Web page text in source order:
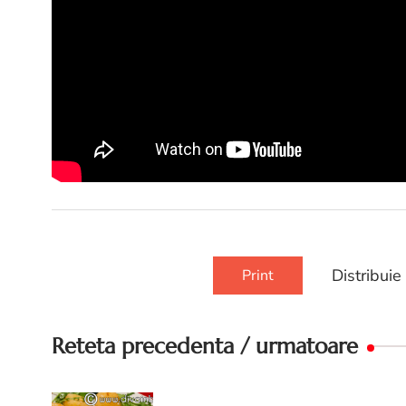
Print Distribuie
Reteta precedenta / urmatoare